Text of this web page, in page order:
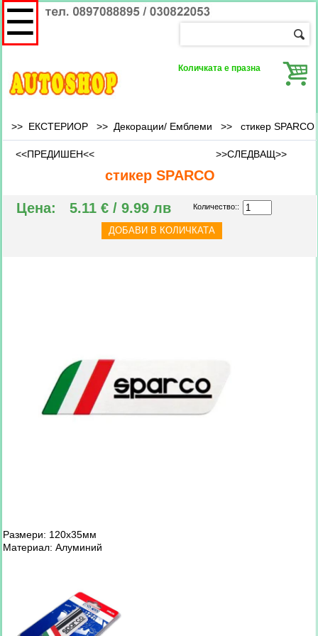
Количката е празна
☰
>> ЕКСТЕРИОР >> Декорации/ Емблеми >> стикер SPARCO
<<ПРЕДИШЕН<< >>СЛЕДВАЩ>>
стикер SPARCO
Цена: 5.11 € / 9.99 лв Количество::
Размери: 120х35мм
Материал: Алуминий